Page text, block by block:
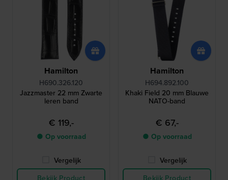
Hamilton
H690.326.120
Jazzmaster 22 mm Zwarte
leren band
€ 119,-
● Op voorraad
Vergelijk
Hamilton
H694.892.100
Khaki Field 20 mm Blauwe
NATO-band
€ 67,-
● Op voorraad
Vergelijk